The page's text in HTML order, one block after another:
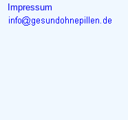
Impressum